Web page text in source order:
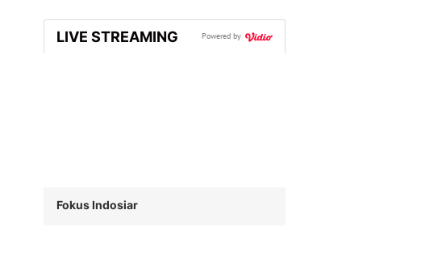
LIVE STREAMING Powered by
Fokus Indosiar